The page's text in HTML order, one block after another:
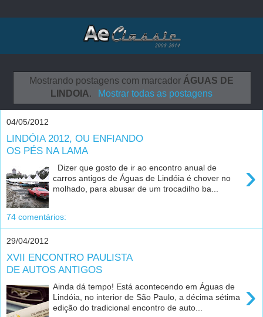
Mostrando postagens com marcador ÁGUAS DE
LINDOIA. Mostrar todas as postagens
04/05/2012
LINDÓIA 2012, OU ENFIANDO
OS PÉS NA LAMA
›
Dizer que gosto de ir ao encontro anual de
carros antigos de Águas de Lindóia é chover no
molhado, para abusar de um trocadilho ba...
74 comentários:
29/04/2012
XVII ENCONTRO PAULISTA
DE AUTOS ANTIGOS
›
Ainda dá tempo! Está acontecendo em Águas de
Lindóia, no interior de São Paulo, a décima sétima
edição do tradicional encontro de auto...